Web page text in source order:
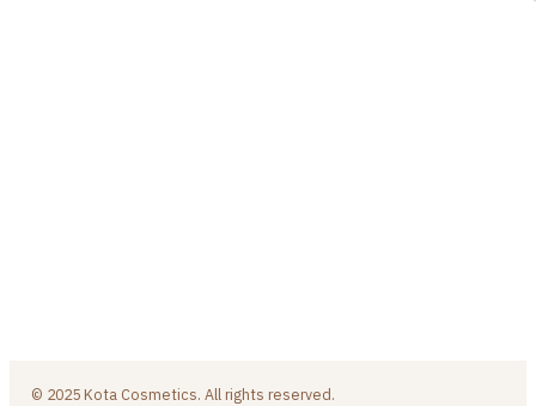
© 2025 Kota Cosmetics. All rights reserved.